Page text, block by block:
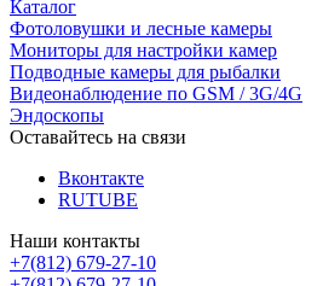
Каталог
Фотоловушки и лесные камеры
Мониторы для настройки камер
Подводные камеры для рыбалки
Видеонаблюдение по GSM / 3G/4G
Эндоскопы
Оставайтесь на связи
Вконтакте
RUTUBE
Наши контакты
+7(812) 679-27-10